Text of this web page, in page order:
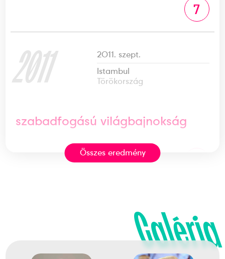
7
2011
2011. szept.
Istambul
Törökország
szabadfogású világbajnokság
Szabadfogású 96kg
2005. szept.
Összes eredmény
Galéria